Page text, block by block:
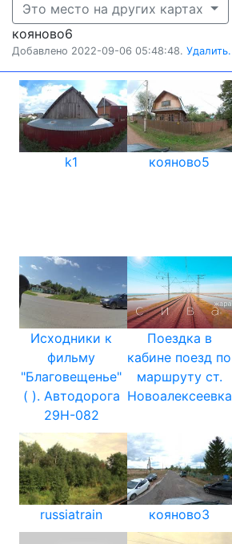
Это место на других картах
кояново6
Добавлено 2022-09-06 05:48:48. Удалить.
k1 кояново5
Исходники к
фильму
"Благовещенье"
( ). Автодорога
29Н-082
Поездка в
кабине поезд по
маршруту ст.
Новоалексеевка
russiatrain кояново3